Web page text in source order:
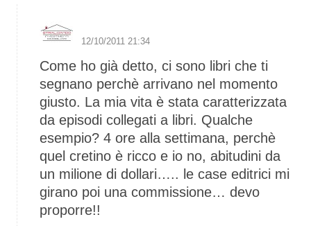
12/10/2011 21:34
Come ho già detto, ci sono libri che ti
segnano perchè arrivano nel momento
giusto. La mia vita è stata caratterizzata
da episodi collegati a libri. Qualche
esempio? 4 ore alla settimana, perchè
quel cretino è ricco e io no, abitudini da
un milione di dollari….. le case editrici mi
girano poi una commissione… devo
proporre!!